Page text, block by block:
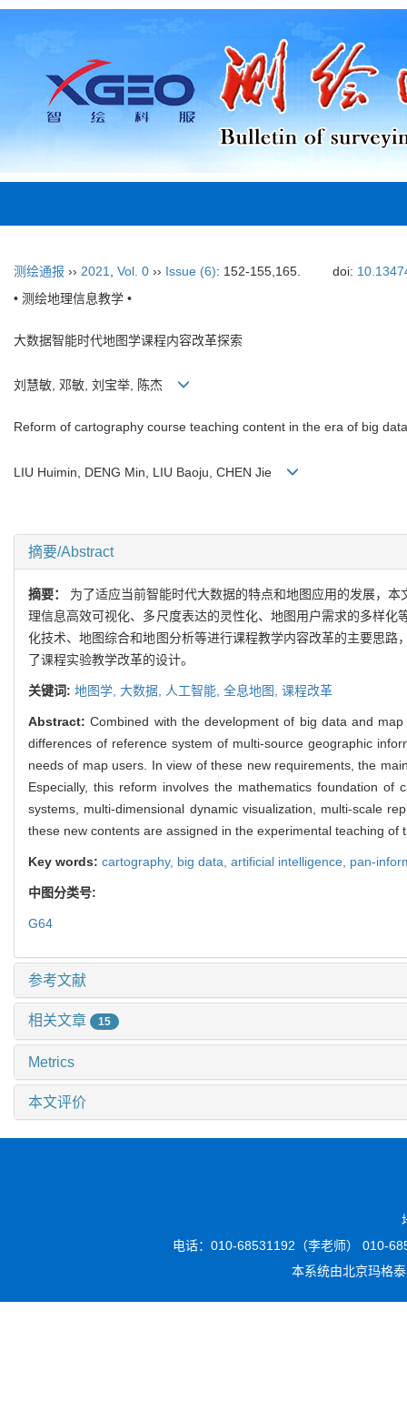
测绘通报 ›› 2021 Vol. 0 ›› Issue (6): 152-155,165. doi:
• 测绘地理信息教学 •
大数据智能时代地图学课程内容改革探索
刘慧敏, 邓敏, 刘宝举, 陈杰
Reform of cartography course teaching content in the era of big data
LIU Huimin, DENG Min, LIU Baoju, CHEN Jie
摘要/Abstract
摘要： 为了适应当前智能时代大数据的特点和地图应用的发展，
理信息高效可视化、多尺度表达的灵性化、地图用户需求的多样
化技术、地图综合和地图分析等进行课程教学内容改革的主要思
了课程实验教学改革的设计。
关键词: 地图学, 大数据, 人工智能, 全息地图, 课程改革
Abstract:Combined with the development of big data and
differences of reference system of multi-source geographic
needs of map users. In view of these new requirements, the
Especially, this reform involves the mathematics foundation of
systems, multi-dimensional dynamic visualization, multi-scale
these new contents are assigned in the experimental teaching of
Key words: cartography, big data, artificial intelligence, pan-
中图分类号:
G64
参考文献
相关文章 15
Metrics
本文评价
电话：010-68531192（李老师） 010-
本系统由北京玛格